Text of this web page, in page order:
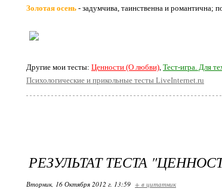
Золотая осень - задумчива, таинственна и романтична;
Другие мои тесты: Ценности (О любви), Тест-игра. Для
Психологические и прикольные тесты LiveInternet.ru
РЕЗУЛЬТАТ ТЕСТА
Вторник, 16 Октября 2012 г. 13:59 + в цитатник